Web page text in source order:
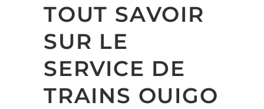
TOUT SAVOIR
SUR LE
SERVICE DE
TRAINS OUIGO